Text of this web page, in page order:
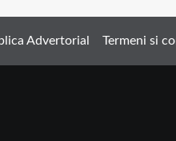
Advertorial Termeni si